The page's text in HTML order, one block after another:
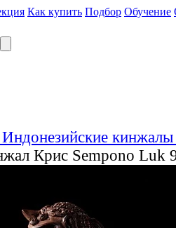
Как купить Подбор Обучение
Индонезийские
Крис Sempono Luk